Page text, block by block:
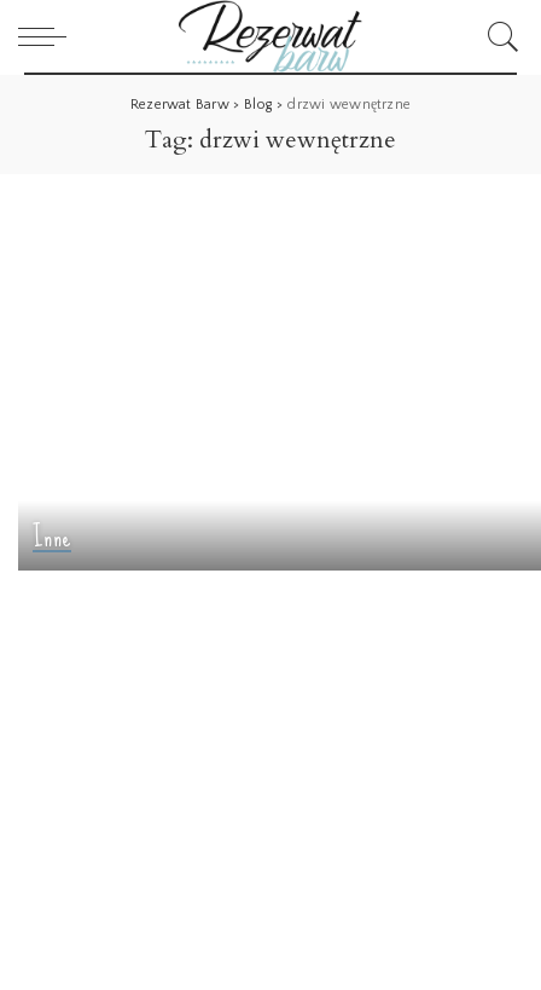
Rezerwat Barw> Blog > drzwi wewnętrzne
Tag: drzwi wewnętrzne
Inne